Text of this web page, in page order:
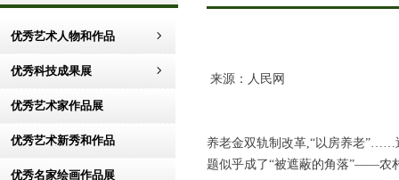
ꁇ
优秀艺术人物和作品
ꁇ
优秀科技成果展
优秀艺术家作品展
优秀艺术新秀和作品
优秀名家绘画作品展
来源：人民网
养老金双轨制改革,“以房养老”……
题似乎成了“被遮蔽的角落”——农